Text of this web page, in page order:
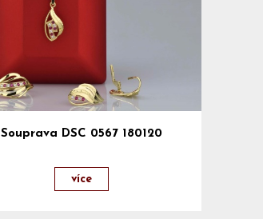
Souprava DSC 0567 180120
více